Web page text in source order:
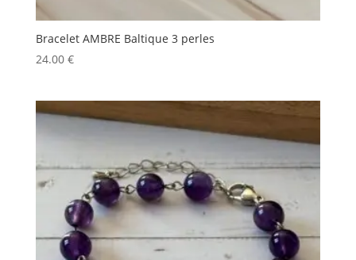
Bracelet AMBRE Baltique 3 perles
24.00 €